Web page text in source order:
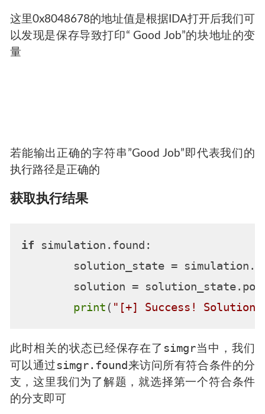
这里0x8048678的地址值是根据IDA打开后我们可
以发现是保存导致打印“ Good Job”的块地址的变
量
若能输出正确的字符串”Good Job”即代表我们的
执行路径是正确的
获取执行结果
if simulation.found:
solution_state =
solution =
print ( "[+] Success!
此时相关的状态已经保存在了 simgr当中，我们
可以通过 simgr.found来访问所有符合条件的分
支，这里我们为了解题，就选择第一个符合条件
的分支即可